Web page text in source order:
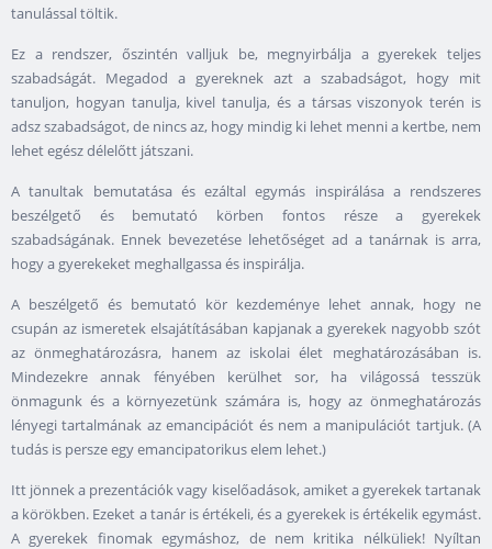
tanulással töltik.
Ez a rendszer, őszintén valljuk be, megnyirbálja a gyerekek teljes
szabadságát. Megadod a gyereknek azt a szabadságot, hogy mit
tanuljon, hogyan tanulja, kivel tanulja, és a társas viszonyok terén is
adsz szabadságot, de nincs az, hogy mindig ki lehet menni a kertbe, nem
lehet egész délelőtt játszani.
A tanultak bemutatása és ezáltal egymás inspirálása a rendszeres
beszélgető és bemutató körben fontos része a gyerekek
szabadságának. Ennek bevezetése lehetőséget ad a tanárnak is arra,
hogy a gyerekeket meghallgassa és inspirálja.
A beszélgető és bemutató kör kezdeménye lehet annak, hogy ne
csupán az ismeretek elsajátításában kapjanak a gyerekek nagyobb szót
az önmeghatározásra, hanem az iskolai élet meghatározásában is.
Mindezekre annak fényében kerülhet sor, ha világossá tesszük
önmagunk és a környezetünk számára is, hogy az önmeghatározás
lényegi tartalmának az emancipációt és nem a manipulációt tartjuk. (A
tudás is persze egy emancipatorikus elem lehet.)
Itt jönnek a prezentációk vagy kiselőadások, amiket a gyerekek tartanak
a körökben. Ezeket a tanár is értékeli, és a gyerekek is értékelik egymást.
A gyerekek finomak egymáshoz, de nem kritika nélküliek! Nyíltan